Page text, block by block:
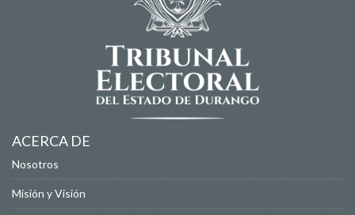
ACERCA DE
Nosotros
Misión y Visión